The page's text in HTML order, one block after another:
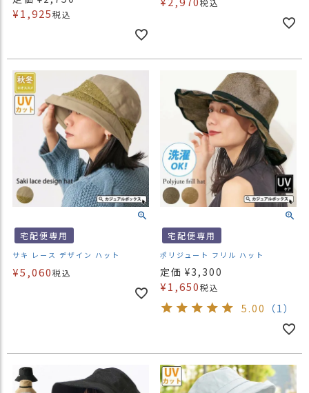
¥1,925税込
宅配便専用
サキ レース デザイン ハット
¥5,060税込
宅配便専用
ポリジュート フリル ハット
定価 ¥3,300
¥1,650税込
5.00 （1）